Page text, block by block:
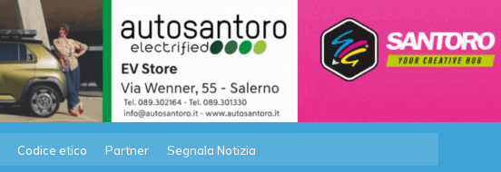
Codice etico Partner Segnala Notizia